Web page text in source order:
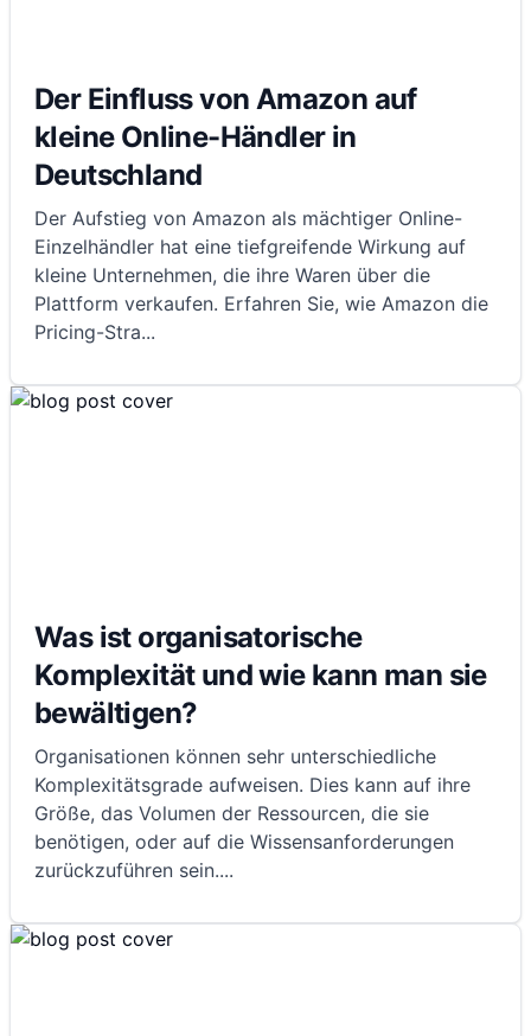
Der Einfluss von Amazon auf
kleine Online-Händler in
Deutschland
Der Aufstieg von Amazon als mächtiger Online-
Einzelhändler hat eine tiefgreifende Wirkung auf
kleine Unternehmen, die ihre Waren über die
Plattform verkaufen. Erfahren Sie, wie Amazon die
Pricing-Stra...
Was ist organisatorische
Komplexität und wie kann man sie
bewältigen?
Organisationen können sehr unterschiedliche
Komplexitätsgrade aufweisen. Dies kann auf ihre
Größe, das Volumen der Ressourcen, die sie
benötigen, oder auf die Wissensanforderungen
zurückzuführen sein....